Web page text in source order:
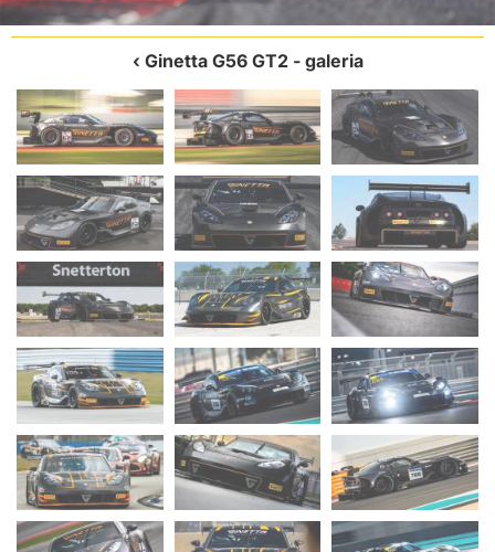
Ginetta G56 GT2- galeria